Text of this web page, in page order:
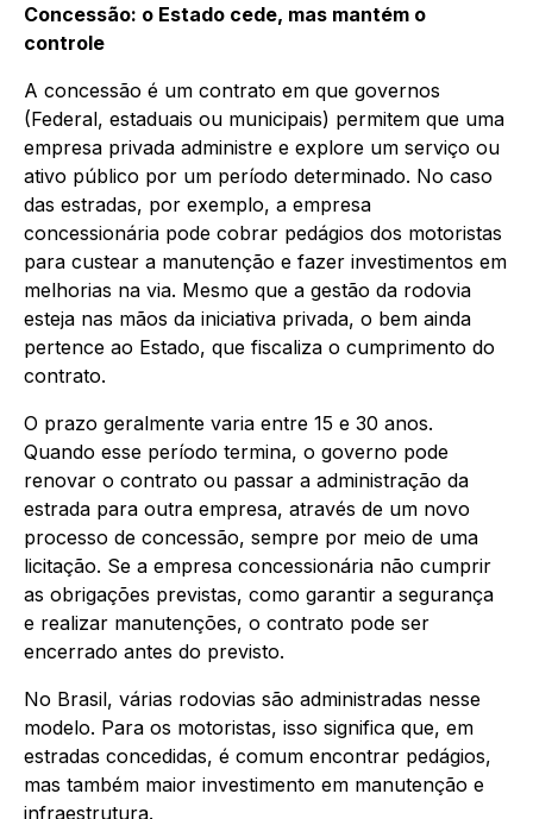
Concessão: o Estado cede, mas mantém o
controle
A concessão é um contrato em que governos
(Federal, estaduais ou municipais) permitem que uma
empresa privada administre e explore um serviço ou
ativo público por um período determinado. No caso
das estradas, por exemplo, a empresa
concessionária pode cobrar pedágios dos motoristas
para custear a manutenção e fazer investimentos em
melhorias na via. Mesmo que a gestão da rodovia
esteja nas mãos da iniciativa privada, o bem ainda
pertence ao Estado, que fiscaliza o cumprimento do
contrato.
O prazo geralmente varia entre 15 e 30 anos.
Quando esse período termina, o governo pode
renovar o contrato ou passar a administração da
estrada para outra empresa, através de um novo
processo de concessão, sempre por meio de uma
licitação. Se a empresa concessionária não cumprir
as obrigações previstas, como garantir a segurança
e realizar manutenções, o contrato pode ser
encerrado antes do previsto.
No Brasil, várias rodovias são administradas nesse
modelo. Para os motoristas, isso significa que, em
estradas concedidas, é comum encontrar pedágios,
mas também maior investimento em manutenção e
infraestrutura.